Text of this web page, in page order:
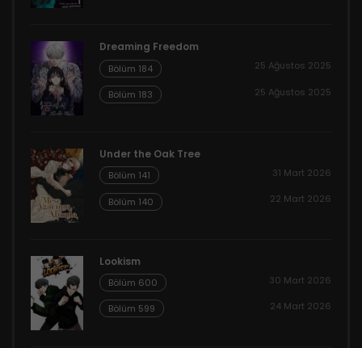
Dreaming Freedom
Bölüm 184 25 Ağustos 2025
Bölüm 183 25 Ağustos 2025
Under the Oak Tree
Bölüm 141 31 Mart 2026
Bölüm 140 22 Mart 2026
Lookism
Bölüm 600 30 Mart 2026
Bölüm 599 24 Mart 2026